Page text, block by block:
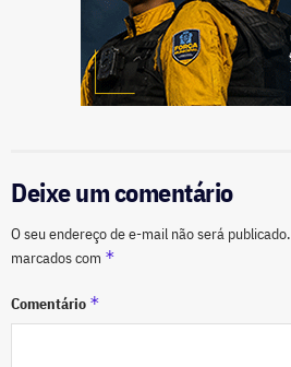
Deixe um comentário
O seu endereço de e-mail não será publicado.
marcados com *
Comentário *